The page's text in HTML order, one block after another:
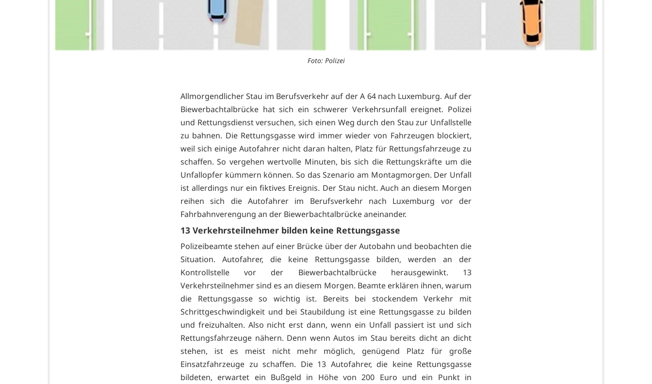
Foto: Polizei
Allmorgendlicher Stau im Berufsverkehr auf der A 64 nach Luxemburg. Auf der
Biewerbachtalbrücke hat sich ein schwerer Verkehrsunfall ereignet. Polizei
und Rettungsdienst versuchen, sich einen Weg durch den Stau zur Unfallstelle
zu bahnen. Die Rettungsgasse wird immer wieder von Fahrzeugen blockiert,
weil sich einige Autofahrer nicht daran halten, Platz für Rettungsfahrzeuge zu
schaffen. So vergehen wertvolle Minuten, bis sich die Rettungskräfte um die
Unfallopfer kümmern können. So das Szenario am Montagmorgen. Der Unfall
ist allerdings nur ein fiktives Ereignis. Der Stau nicht. Auch an diesem Morgen
reihen sich die Autofahrer im Berufsverkehr nach Luxemburg vor der
Fahrbahnverengung an der Biewerbachtalbrücke aneinander.
13 Verkehrsteilnehmer bilden keine Rettungsgasse
Polizeibeamte stehen auf einer Brücke über der Autobahn und beobachten die
Situation. Autofahrer, die keine Rettungsgasse bilden, werden an der
Kontrollstelle vor der Biewerbachtalbrücke herausgewinkt. 13
Verkehrsteilnehmer sind es an diesem Morgen. Beamte erklären ihnen, warum
die Rettungsgasse so wichtig ist. Bereits bei stockendem Verkehr mit
Schrittgeschwindigkeit und bei Staubildung ist eine Rettungsgasse zu bilden
und freizuhalten. Also nicht erst dann, wenn ein Unfall passiert ist und sich
Rettungsfahrzeuge nähern. Denn wenn Autos im Stau bereits dicht an dicht
stehen, ist es meist nicht mehr möglich, genügend Platz für große
Einsatzfahrzeuge zu schaffen. Die 13 Autofahrer, die keine Rettungsgasse
bildeten, erwartet ein Bußgeld in Höhe von 200 Euro und ein Punkt in